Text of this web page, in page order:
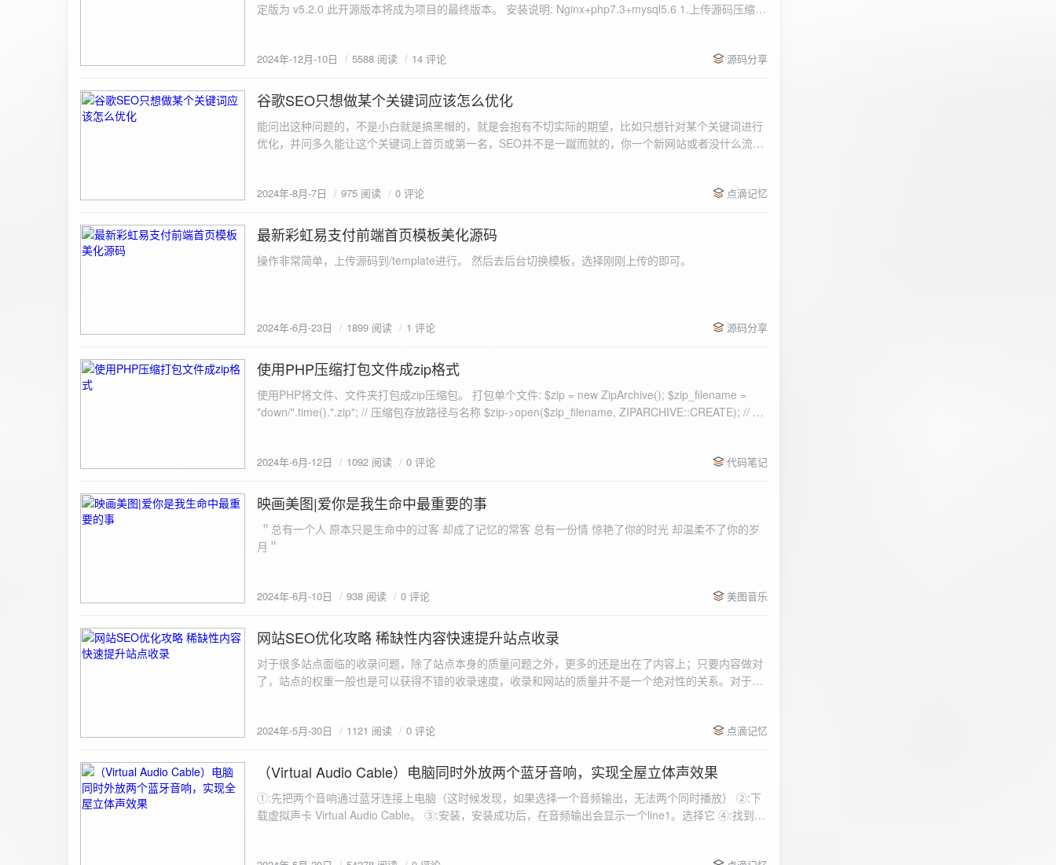
定版为 v5.2.0 此开源版本将成为项目的最终版本。 安装说明: Nginx+php7.3+mysql5.6 1.上传源码压缩包
2024年-12月-10日 5588 阅读 14 评论 源码分享
2024-8-7
谷歌SEO只想做某个关键词应该怎么优化
能问出这种问题的，不是小白就是搞黑帽的，就是会抱有不切实际的期望，比如只想针对某个关键词进行
优化，并问多久能让这个关键词上首页或第一名，SEO并不是一蹴而就的，你一个新网站或者没什么流量
2024年-8月-7日 975 阅读 0 评论 点滴记忆
2024-6-23
最新彩虹易支付前端首页模板美化源码
操作非常简单，上传源码到/template进行。 然后去后台切换模板，选择刚刚上传的即可。
2024年-6月-23日 1899 阅读 1 评论 源码分享
2024-6-12
使用PHP压缩打包文件成zip格式
使用PHP将文件、文件夹打包成zip压缩包。 打包单个文件: $zip = new ZipArchive(); $zip_filename =
"down/".time().".zip"; // 压缩包存放路径与名称 $zip->open($zip_filename, ZIPARCHIVE::CREATE); // 打
数可以改为 basename("img/logon2.png),也就是原文件所在的路径 $zip-
= array( "img/1.jpg", "img/2.jpg", ); $filename = "down/img.zip"; // 压缩包存放路径与名称 $zip = new
ZipArchive(); $zip->open($filename,ZipArchive::CREATE); //打开压缩包 //遍历文件 foreach($fileList as
$file){ $zip->addFile($file,basename($file)); //向压缩包中添加文件 } $zip->close(); //关闭压缩包 打包某
个文件夹（包含子文件夹）: <?php /** * @param $path 文件夹路径 * @param $zip zip 对象 */ function
为'.'和‘..’，不要对他们进行操作 if (is_dir($path . "/" . $filename)) { // 如果读取的某个对象是文件夹，则递
$filename); } } } } $zip = new ZipArchive(); $zip_filename = "down/files.zip"; // 压缩包存放路径与名称
压缩包中 addFileToZip("img",$zip);
2024年-6月-12日 1092 阅读 0 评论 代码笔记
2024-6-10
映画美图|爱你是我生命中最重要的事
＂总有一个人 原本只是生命中的过客 却成了记忆的常客 总有一份情 惊艳了你的时光 却温柔不了你的岁
月＂
2024年-6月-10日 938 阅读 0 评论 美图音乐
2024-5-30
网站SEO优化攻略 稀缺性内容快速提升站点收录
对于很多站点面临的收录问题，除了站点本身的质量问题之外，更多的还是出在了内容上；只要内容做对
了，站点的权重一般也是可以获得不错的收录速度，收录和网站的质量并不是一个绝对性的关系。对于质
2024年-5月-30日 1121 阅读 0 评论 点滴记忆
2024-5-29
（Virtual Audio Cable）电脑同时外放两个蓝牙音响，实现全屋立体声效果
①:先把两个音响通过蓝牙连接上电脑（这时候发现，如果选择一个音频输出，无法两个同时播放） ②:下
载虚拟声卡 Virtual Audio Cable。 ③:安装，安装成功后，在音频输出会显示一个line1。选择它 ④:找到安